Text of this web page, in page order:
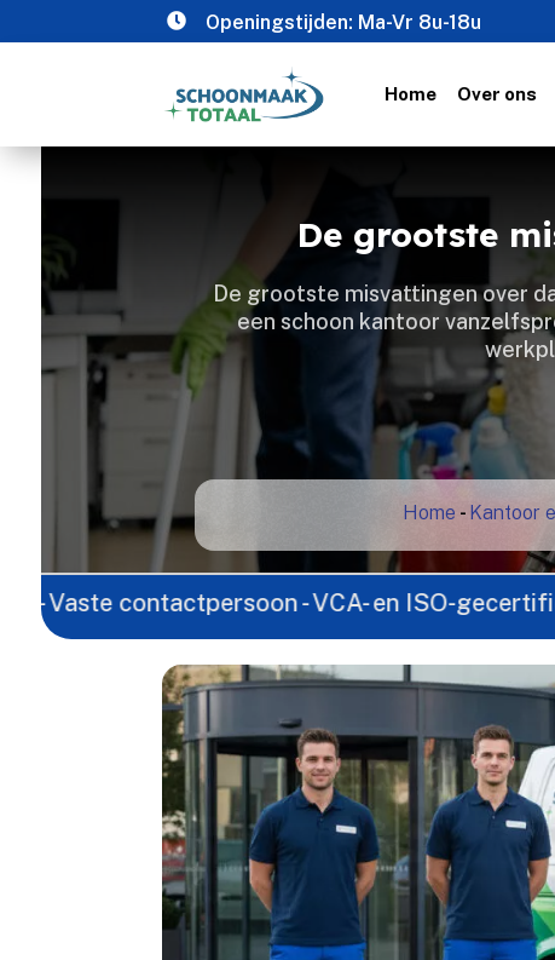
 Openingstijden: Ma-Vr 8u-18u
Home Over ons
De grootste
De grootste misvattingen over
een schoon kantoor
Home - Kantoor
- VCA- en ISO-gecertificeerd -